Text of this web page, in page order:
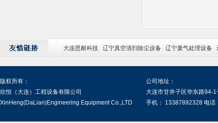
大连思耐科技 辽宁真空清扫除尘设备 辽宁废气处理设备
版权所有：
欣恒（大连）工程设备有限公司
XinHeng(DaLian)Engineering Equipment Co.,LTD
公司地址：
大连市甘井子区华东路94-1
手机： 13387892328 电